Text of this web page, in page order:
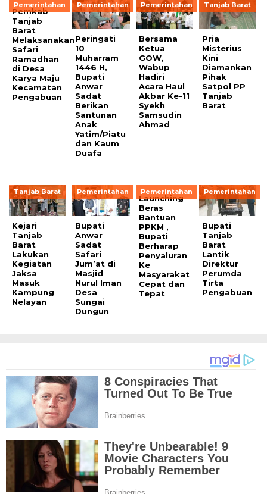
Pemerintahan
Pemkab
Tanjab
Barat
Melaksanakan
Safari
Ramadhan
di Desa
Karya Maju
Kecamatan
Pengabuan
Pemerintahan
Peringati
10
Muharram
1446 H,
Bupati
Anwar
Sadat
Berikan
Santunan
Anak
Yatim/Piatu
dan Kaum
Duafa
Pemerintahan
Bersama
Ketua
GOW,
Wabup
Hadiri
Acara Haul
Akbar Ke-11
Syekh
Samsudin
Ahmad
Tanjab Barat
Pria
Misterius
Kini
Diamankan
Pihak
Satpol PP
Tanjab
Barat
Tanjab Barat
Kejari
Tanjab
Barat
Lakukan
Kegiatan
Jaksa
Masuk
Kampung
Nelayan
Pemerintahan
Bupati
Anwar
Sadat
Safari
Jum’at di
Masjid
Nurul Iman
Desa
Sungai
Dungun
Pemerintahan
Launching
Beras
Bantuan
PPKM ,
Bupati
Berharap
Penyaluran
Ke
Masyarakat
Cepat dan
Tepat
Pemerintahan
Bupati
Tanjab
Barat
Lantik
Direktur
Perumda
Tirta
Pengabuan